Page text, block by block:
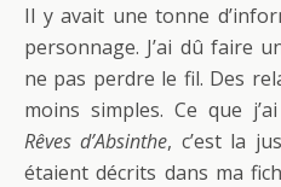
Il y avait une tonne
personnage. J’ai dû faire
ne pas perdre le fil. Des
moins simples. Ce que
Rêves d’Absinthe, c’est la
étaient décrits dans ma